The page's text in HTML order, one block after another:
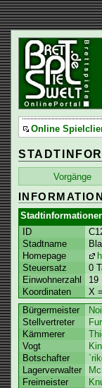
Online
Vorgänge
ID
Stadtname
Homepage
Steuersatz
0
Einwohnerzahl
19
Koordinaten
X
Bürgermeister
Stellvertreter
Kämmerer
Vogt
Botschafter
Lagerverwalter
Freimeister